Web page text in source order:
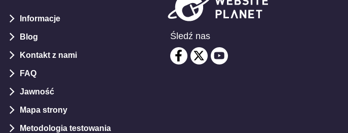
Informacje
Blog
Kontakt z nami
FAQ
Jawność
Mapa strony
Metodologia testowania
Śledź nas